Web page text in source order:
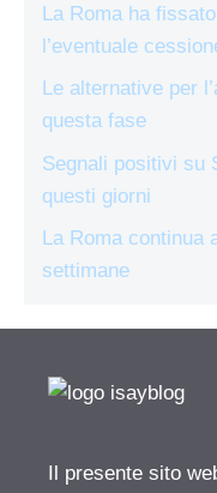
La Roma ha
l’eventuale
Le alternative per
questa fase
Segnali positivi su
questi giorni
La Roma continua
settimane
Il presente sito